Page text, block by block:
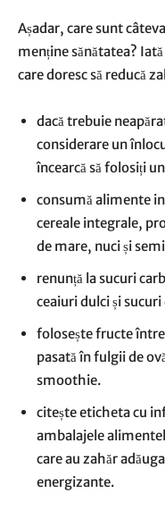
Așadar, care sunt
menține sănătatea?
care doresc să reducă
dacă trebuie
considerare un
încearcă să folosiți
consumă alimente
cereale integrale,
de mare, nuci și
renunță la sucuri
ceaiuri dulci și
folosește fructe
pasată în fulgii de
smoothie.
citește eticheta cu
ambalajele
care au zahăr
energizante.